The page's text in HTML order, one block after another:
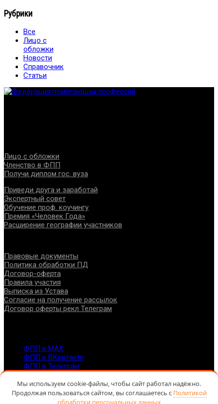
Рубрики
Все
Лицо с
обложки
Новости
Справочник
Статьи
Лицо с обложки
Членство в ФПП
Получи диплом гос. вуза
Приведи друга и заработай
Экспертный совет
Обучение проф. коучингу
Премия «Человек Года»
Расширение географии участников
Правовые документы
Политика обработки ПД
Договор-оферта
Правила участия
Выписка из Устава
Согласие на получение рассылок
Договор оферты рекл Телеграм
ФПП в МАХ
ФПП в ВКонтакте
ФПП в Телеграм
7-495-127-10-45
@ Федерация помогающих профессий, 2026
Мы используем cookie-файлы, чтобы сайт работал надёжно.
Продолжая пользоваться сайтом, вы соглашаетесь с Политикой
обработки персональных данных